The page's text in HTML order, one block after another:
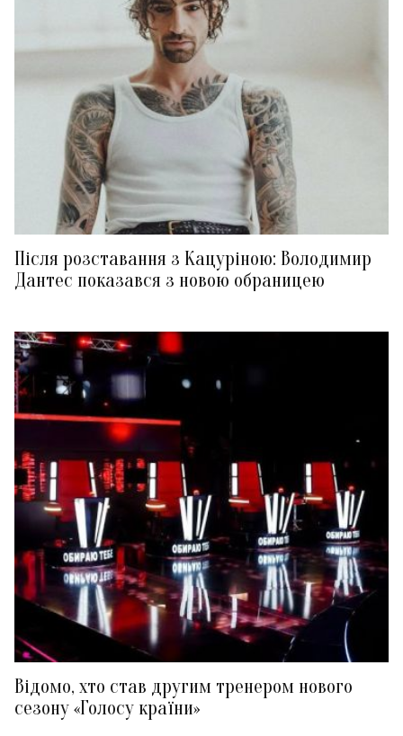
Після розставання з Кацуріною: Володимир
Дантес показався з новою обраницею
Відомо, хто став другим тренером нового
сезону «Голосу країни»